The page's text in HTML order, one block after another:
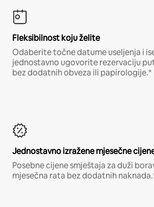
Fleksibilnost koju želite
Odaberite točne datume useljenja i
jednostavno ugovorite rezervaciju
bez dodatnih obveza ili papirologije.*
Jednostavno izražene mjesečne
Posebne cijene smještaja za duži
mjesečna rata bez dodatnih